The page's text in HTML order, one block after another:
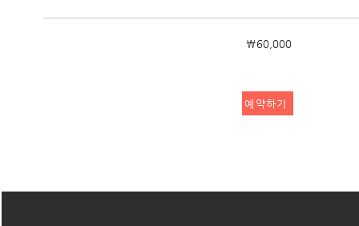
₩60,000
예약하기